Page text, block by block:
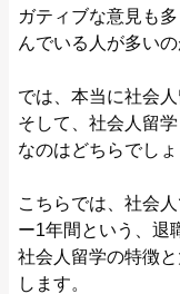
ガティブな意見も
んでいる人が多いの
では、本当に社会
そして、社会人留
なのはどちらでしょ
こちらでは、社会
ー1年間という、退
社会人留学の特徴
します。